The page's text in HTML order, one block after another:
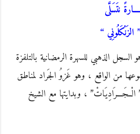
نتَسَلَّى
الزَنْكَلُونِي “
السجل الذهبي للسهرة الرمضانية بالتلفزة
واختارت موضوعها من الواقع ، وهو غَزوُ الجَراد لمناطق
، وبدايتها مع الشيخ